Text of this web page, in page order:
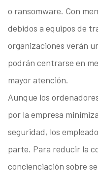
o ransomware. Con
debidos a equipos de
organizaciones verán
podrán centrarse en
mayor atención.
Aunque los
por la empresa
seguridad, los
parte. Para reducir la
concienciación sobre